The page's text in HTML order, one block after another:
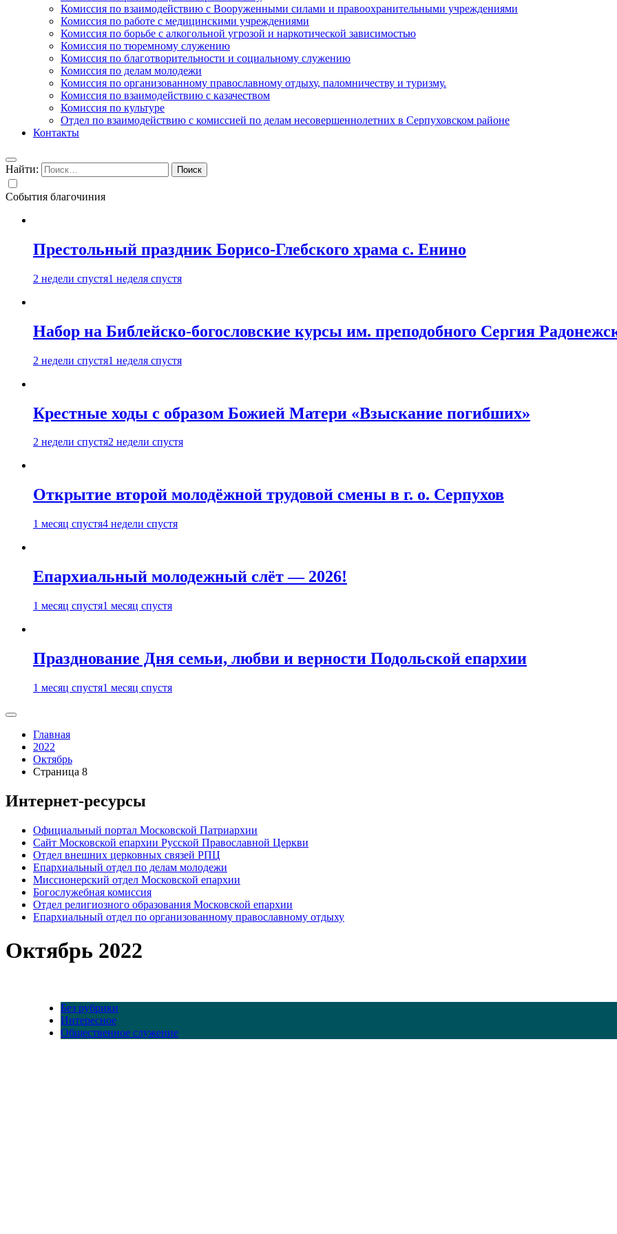
Комиссия по взаимодействию с Вооруженными силами и правоохранительными учреждениями
Комиссия по работе с медицинскими учреждениями
Комиссия по борьбе с алкогольной угрозой и наркотической зависимостью
Комиссия по тюремному служению
Комиссия по благотворительности и социальному служению
Комиссия по делам молодежи
Комиссия по организованному православному отдыху, паломничеству и туризму.
Комиссия по взаимодействию с казачеством
Комиссия по культуре
Отдел по взаимодействию с комиссией по делам несовершеннолетних в Серпуховском районе
Контакты
Найти:
События благочиния
Престольный праздник Борисо-Глебского храма с. Енино
2 недели спустя1 неделя спустя
Набор на Библейско-богословские курсы им. преподобного Сергия
2 недели спустя1 неделя спустя
Крестные ходы с образом Божией Матери «Взыскание погибших»
2 недели спустя2 недели спустя
Открытие второй молодёжной трудовой смены в г. о. Серпухов
1 месяц спустя4 недели спустя
Епархиальный молодежный слёт — 2026!
1 месяц спустя1 месяц спустя
Празднование Дня семьи, любви и верности Подольской епархии
1 месяц спустя1 месяц спустя
Главная
2022
Октябрь
Страница 8
Интернет-ресурсы
Официальный портал Московской Патриархии
Сайт Московской епархии Русской Православной Церкви
Отдел внешних церковных связей РПЦ
Епархиальный отдел по делам молодежи
Миссионерский отдел Московской епархии
Богослужебная комиссия
Отдел религиозного образования Московской епархии
Епархиальный отдел по организованному православному отдыху
Октябрь 2022
Без рубрики
Интересное
Общественное служение